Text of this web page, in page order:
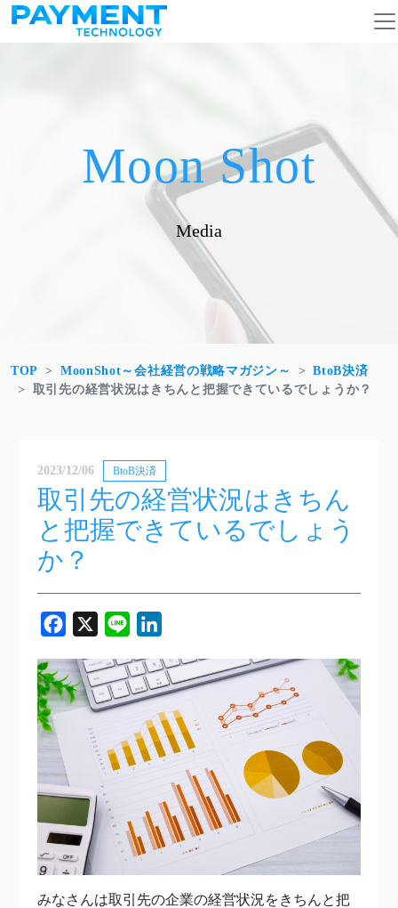
コンテンツへスキップ
メインナビゲーション
Moon Shot
Media
TOP MoonShot～会社経営の戦略マガジン～
BtoB決済
取引先の経営状況はきちんと把握できているでしょうか？
2023/12/06 BtoB決済
取引先の経営状況はきちん
と把握できているでしょう
か？
Facebook
X Line
みなさんは取引先の企業の経営状況をきちんと把